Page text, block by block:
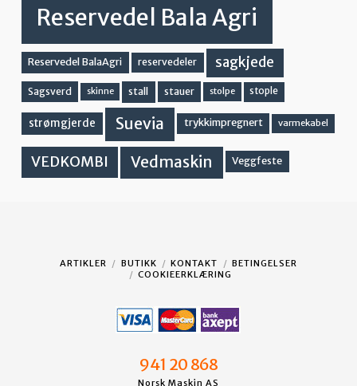
Reservedel Bala Agri
Reservedel BalaAgri reservedeler sagkjede
Sagsverd skinne stall stauer stolpe stople
strømgjerde Suevia trykkimpregnert varmekabel
VEDKOMBI Vedmaskin Veggfeste
ARTIKLER BUTIKK KONTAKT
BETINGELSER
COOKIEERKLÆRING
941 20 868
Norsk Maskin AS